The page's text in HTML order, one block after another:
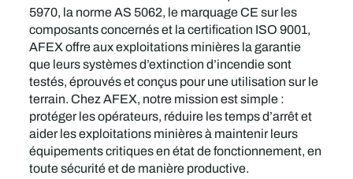
5970, la norme AS 5062, le marquage CE sur les
composants concernés et la certification ISO 9001,
AFEX offre aux exploitations minières la garantie
que leurs systèmes d’extinction d’incendie sont
testés, éprouvés et conçus pour une utilisation sur le
terrain. Chez AFEX, notre mission est simple :
protéger les opérateurs, réduire les temps d’arrêt et
aider les exploitations minières à maintenir leurs
équipements critiques en état de fonctionnement, en
toute sécurité et de manière productive.